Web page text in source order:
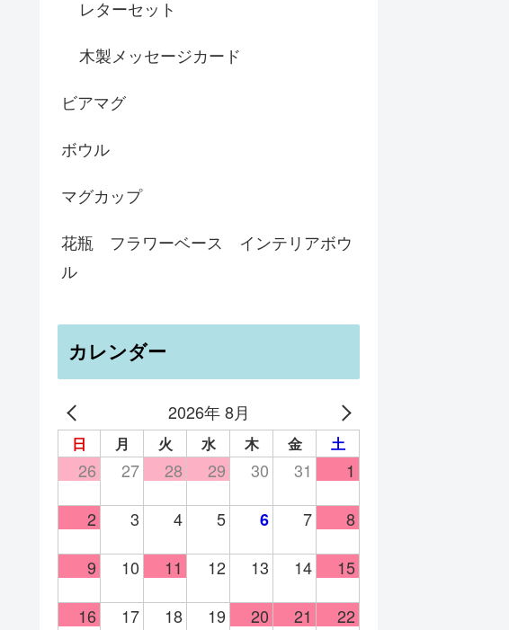
レターセット
木製メッセージカード
ビアマグ
ボウル
マグカップ
花瓶 フラワーベース インテリアボウ
ル
カレンダー
2026年 8月
日 月 火 水 木 金 土
26 27 28 29 30 31 1
2 3 4 5 6 7 8
9 10 11 12 13 14 15
16 17 18 19 20 21 22